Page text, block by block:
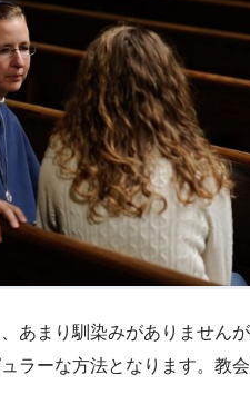
あまり馴染みがありません
ラーな方法となります。教